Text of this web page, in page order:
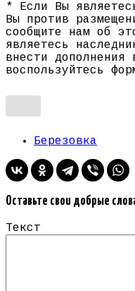
* Если Вы
Вы против
сообщите нам об
являетесь
внести дополнения
воспользуйтесь
Березовка
Оставьте свои добрые
Текст